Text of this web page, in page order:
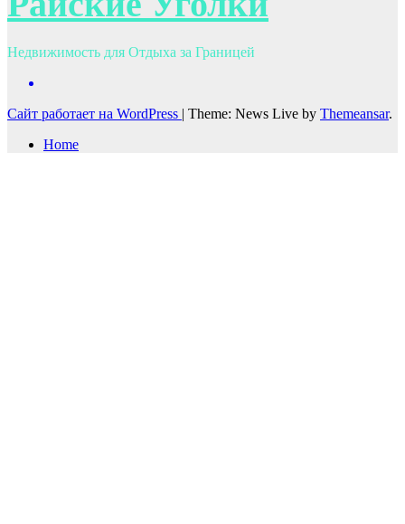
Недвижимость для Отдыха за Границей
Сайт работает на WordPress | Theme: News Live by Themeansar.
Home